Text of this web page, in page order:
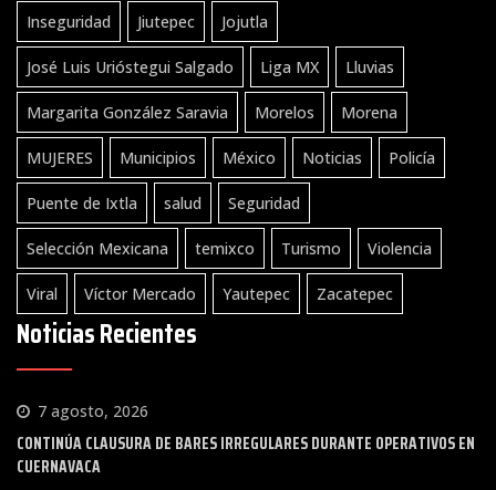
Inseguridad Jiutepec Jojutla
José Luis Urióstegui Salgado Liga MX Lluvias
Margarita González Saravia Morelos Morena
MUJERES Municipios México Noticias Policía
Puente de Ixtla salud Seguridad
Selección Mexicana temixco Turismo Violencia
Viral Víctor Mercado Yautepec Zacatepec
Noticias Recientes
7 agosto, 2026
CONTINÚA CLAUSURA DE BARES IRREGULARES DURANTE OPERATIVOS EN
CUERNAVACA